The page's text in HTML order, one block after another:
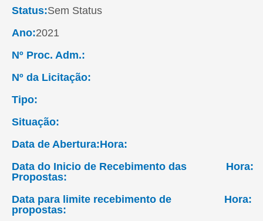
Status:Sem Status
Ano:2021
Nº Proc. Adm.:
Nº da Licitação:
Tipo:
Situação:
Data de Abertura:Hora:
Data do Inicio de Recebimento das
Propostas:
Hora:
Data para limite recebimento de
propostas:
Hora: